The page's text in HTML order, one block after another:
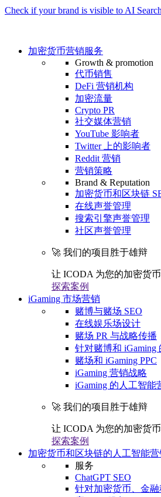
Check if your brand is visible to AI Search
加密货币营销服务
Growth & promotion
代币销售
DeFi 营销机构
加密流量
Crypto PR
社交媒体营销
YouTube 影响者
Twitter 上的影响者
Reddit 营销
营销策略
Brand & Reputation
加密货币和区块链
在线声誉管理
搜索引擎声誉管理
社区声誉管理
🚀 我们的项目胜于雄辩
让 ICODA 为您的加密货
探索案例
iGaming 市场营销
赌博与赌场 SEO
在线娱乐场设计
赌场 PR 与战略传播
针对赌博和 iGaming
赌场和 iGaming PPC
iGaming 营销战略
iGaming 的人工智能
🚀 我们的项目胜于雄辩
让 ICODA 为您的加密货
探索案例
加密货币和区块链的人工智能营
服务
ChatGPT SEO
针对加密货币、金融